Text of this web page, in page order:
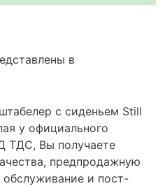
в
с сиденьем Still
у официального
ТДС, Вы получаете
предпродажную
обслуживание и пост-